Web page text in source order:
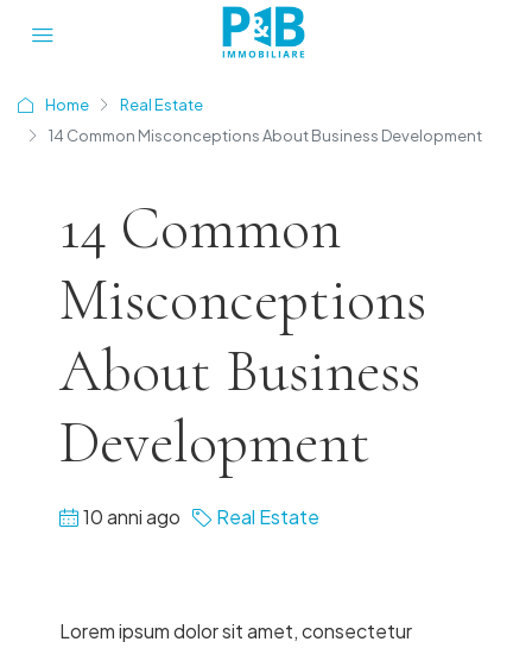
Home
Real Estate
14 Common Misconceptions About Business Development
14 Common
Misconceptions
About Business
Development
10 anni ago Real Estate
Lorem ipsum dolor sit amet, consectetur